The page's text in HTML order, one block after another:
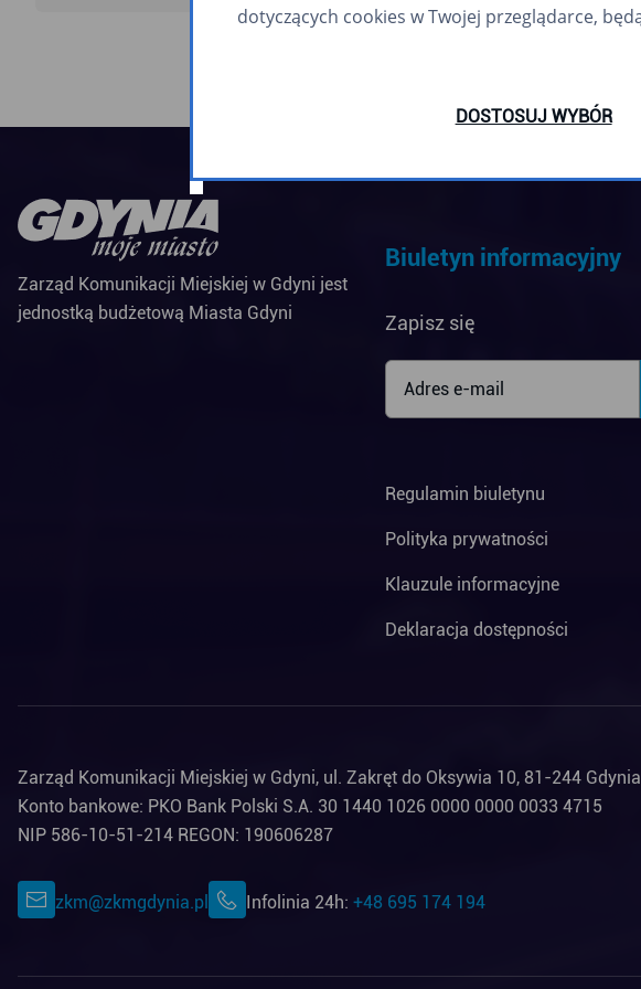
Zarząd Komunikacji Miejskiej w Gdyni jest
jednostką budżetową Miasta Gdyni
Biuletyn informacyjny
Zapisz się
Regulamin biuletynu
Polityka prywatności
Klauzule informacyjne
Deklaracja dostępności
Zarząd Komunikacji Miejskiej w Gdyni, ul. Zakręt do Oksywia 10, 81-244 Gdynia
Konto bankowe: PKO Bank Polski S.A. 30 1440 1026 0000 0000 0033 4715
NIP 586-10-51-214 REGON: 190606287
zkm@zkmgdynia.pl Infolinia 24h: +48 695 174 194
dotyczących cookies w Twojej przeglądarce,
DOSTOSUJ WYBÓR